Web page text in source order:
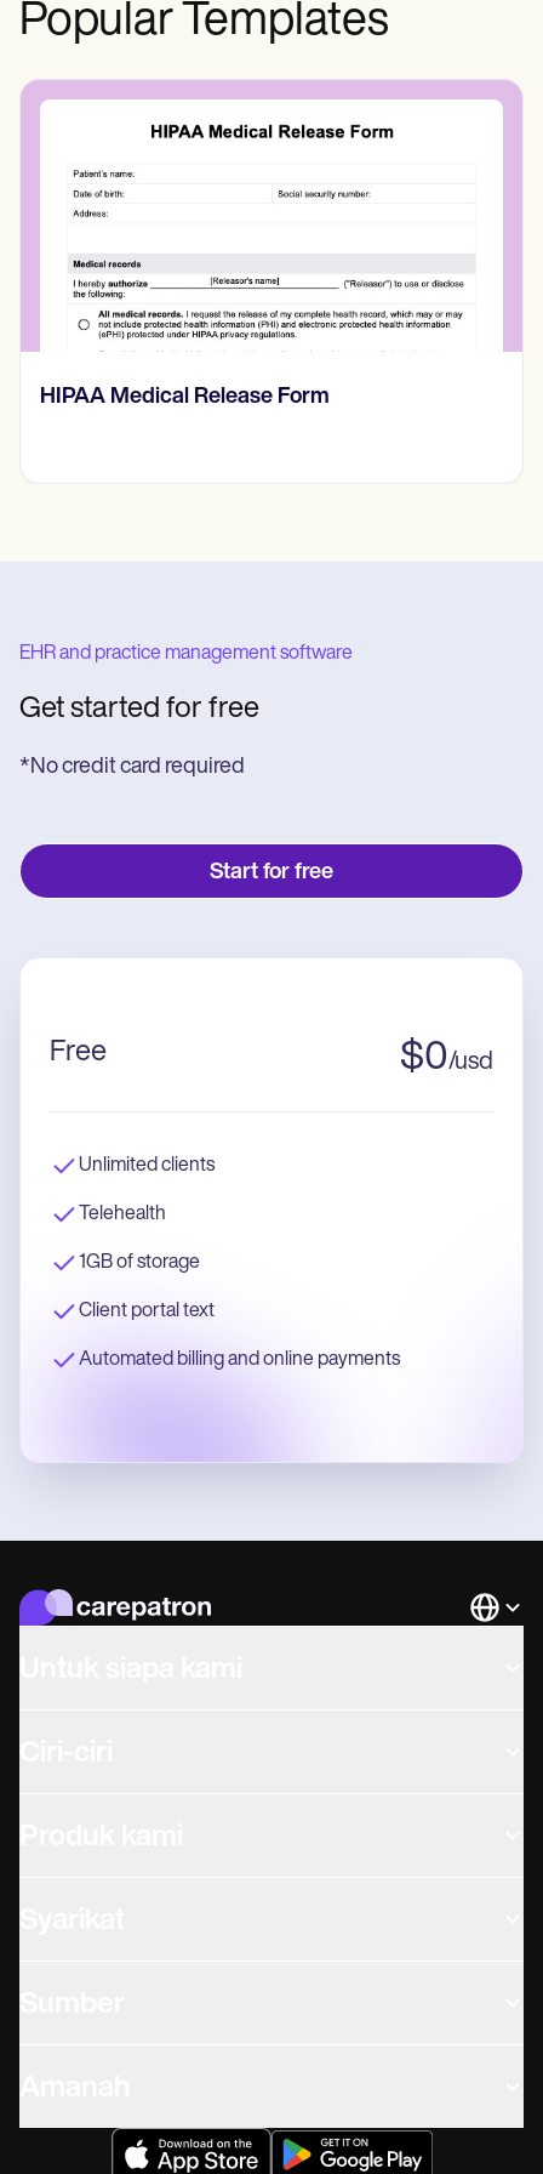
Popular Templates
Hip Scour Test
EHR and practice management software
Get started for free
*No credit card required
Start for free
Free $0/usd
Unlimited clients
Telehealth
1GB of storage
Client portal text
Automated billing and online payments